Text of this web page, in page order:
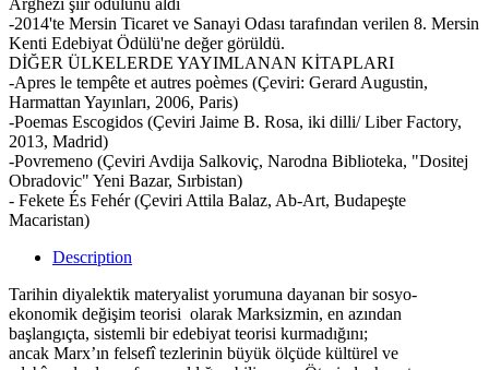
Arghezi şiir ödülünü aldı
-2014'te Mersin Ticaret ve Sanayi Odası tarafından verilen 8. Mersin
Kenti Edebiyat Ödülü'ne değer görüldü.
DİĞER ÜLKELERDE YAYIMLANAN KİTAPLARI
-Apres le tempête et autres poèmes (Çeviri: Gerard Augustin,
Harmattan Yayınları, 2006, Paris)
-Poemas Escogidos (Çeviri Jaime B. Rosa, iki dilli/ Liber Factory,
2013, Madrid)
-Povremeno (Çeviri Avdija Salkoviç, Narodna Biblioteka, "Dositej
Obradovic" Yeni Bazar, Sırbistan)
- Fekete És Fehér (Çeviri Attila Balaz, Ab-Art, Budapeşte
Macaristan)
Description
Tarihin diyalektik materyalist yorumuna dayanan bir sosyo-
ekonomik değişim teorisi olarak Marksizmin, en azından
başlangıçta, sistemli bir edebiyat teorisi kurmadığını;
ancak Marx’ın felsefî tezlerinin büyük ölçüde kültürel ve